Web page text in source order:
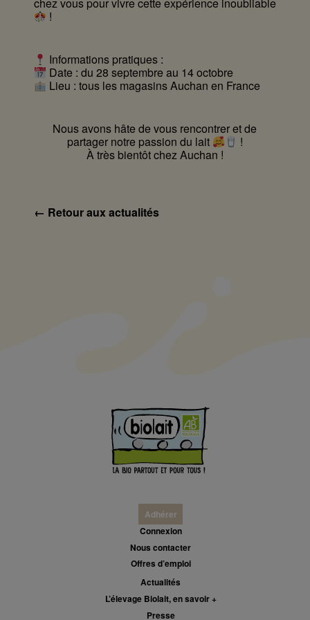
!
Informations pratiques :
Date : du 28 septembre au 14 octobre
Lieu : tous les magasins Auchan en France
Nous avons hâte de vous rencontrer et de
partager notre passion du lait
!
À très bientôt chez Auchan !
← Retour aux actualités
Adhérer
Connexion
Nous contacter
Offres d’emploi
Actualités
L’élevage Biolait, en savoir +
Presse